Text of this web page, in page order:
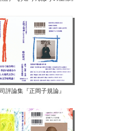
評論集『正岡子規論』